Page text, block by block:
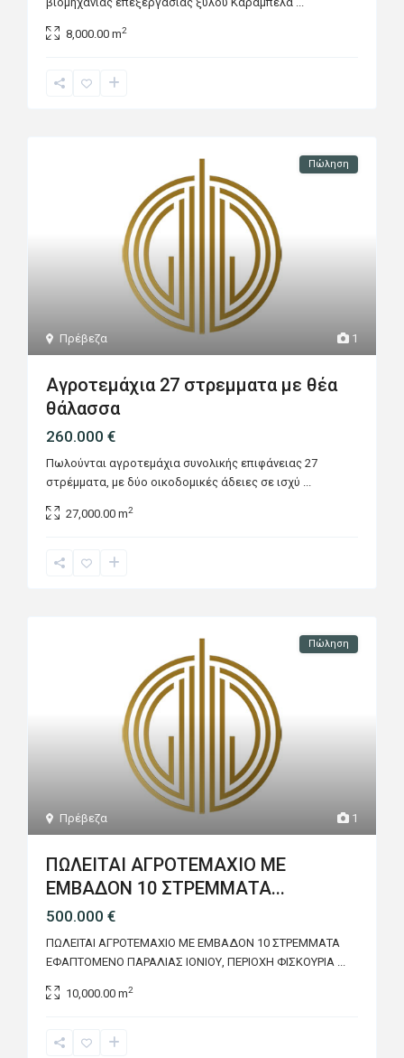
8,000.00 m2
1
Πρέβεζα
Πώληση
Αγροτεμάχια 27 στρεμματα με θέα
θάλασσα
260.000 €
Πωλούνται αγροτεμάχια συνολικής επιφάνειας 27
στρέμματα, με δύο οικοδομικές άδειες σε ισχύ ...
27,000.00 m2
1
Πρέβεζα
Πώληση
ΠΩΛΕΙΤΑΙ ΑΓΡΟΤΕΜΑΧΙΟ ΜΕ
ΕΜΒΑΔΟΝ 10 ΣΤΡΕΜΜΑΤΑ...
500.000 €
ΠΩΛΕΙΤΑΙ ΑΓΡΟΤΕΜΑΧΙΟ ΜΕ ΕΜΒΑΔΟΝ 10 ΣΤΡΕΜΜΑΤΑ
ΕΦΑΠΤΟΜΕΝΟ ΠΑΡΑΛΙΑΣ ΙΟΝΙΟΥ, ΠΕΡΙΟΧΗ ΦΙΣΚΟΥΡΙΑ ...
10,000.00 m2